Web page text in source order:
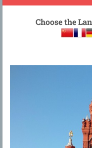
Choose the